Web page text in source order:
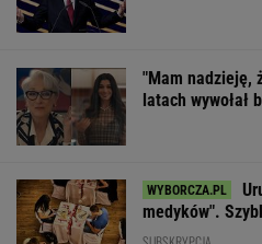
"Mam nadzieję,
latach wywołał
medyków".